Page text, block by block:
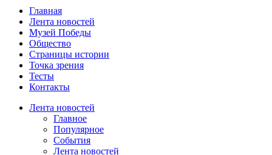
Главная
Лента новостей
Музей Победы
Общество
Страницы истории
Точка зрения
Тесты
Контакты
Лента новостей
Главное
Популярное
События
Лента новостей